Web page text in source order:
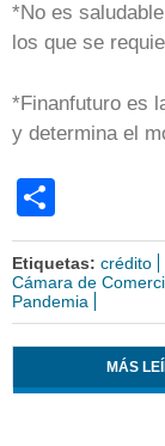
*No es
los que se
*Finanfuturo es
y determina el
Etiquetas: crédito
Cámara de
Pandemia
MÁS